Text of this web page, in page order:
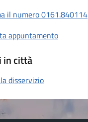
il numero 0161.840114
appuntamento
in città
disservizio